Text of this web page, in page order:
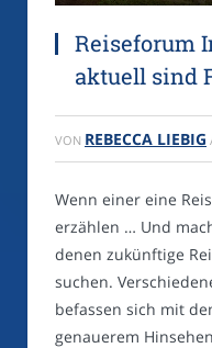
Reiseforum
aktuell sind
VON REBECCA LIEBIG
Wenn einer eine
erzählen … Und
denen zukünftige
suchen.
befassen sich mit
genauerem